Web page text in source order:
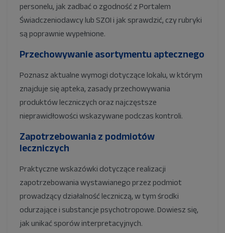
personelu, jak zadbać o zgodność z Portalem
Świadczeniodawcy lub SZOI i jak sprawdzić, czy rubryki
są poprawnie wypełnione.
Przechowywanie asortymentu aptecznego
Poznasz aktualne wymogi dotyczące lokalu, w którym
znajduje się apteka, zasady przechowywania
produktów leczniczych oraz najczęstsze
nieprawidłowości wskazywane podczas kontroli.
Zapotrzebowania z podmiotów
leczniczych
Praktyczne wskazówki dotyczące realizacji
zapotrzebowania wystawianego przez podmiot
prowadzący działalność leczniczą, w tym środki
odurzające i substancje psychotropowe. Dowiesz się,
jak unikać sporów interpretacyjnych.